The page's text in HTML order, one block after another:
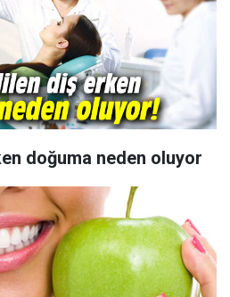
doğuma neden oluyor